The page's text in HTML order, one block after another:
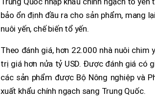
bảo ổn định đầu ra cho sản phẩm, mang
nuôi yến, chế biến tổ yến.
Theo đánh giá, hơn 22.000 nhà nuôi
trị giá hơn nửa tỷ USD. Được đánh giá có
các sản phẩm được Bộ Nông nghiệp và
xuất khẩu chính ngạch sang Trung Quốc.